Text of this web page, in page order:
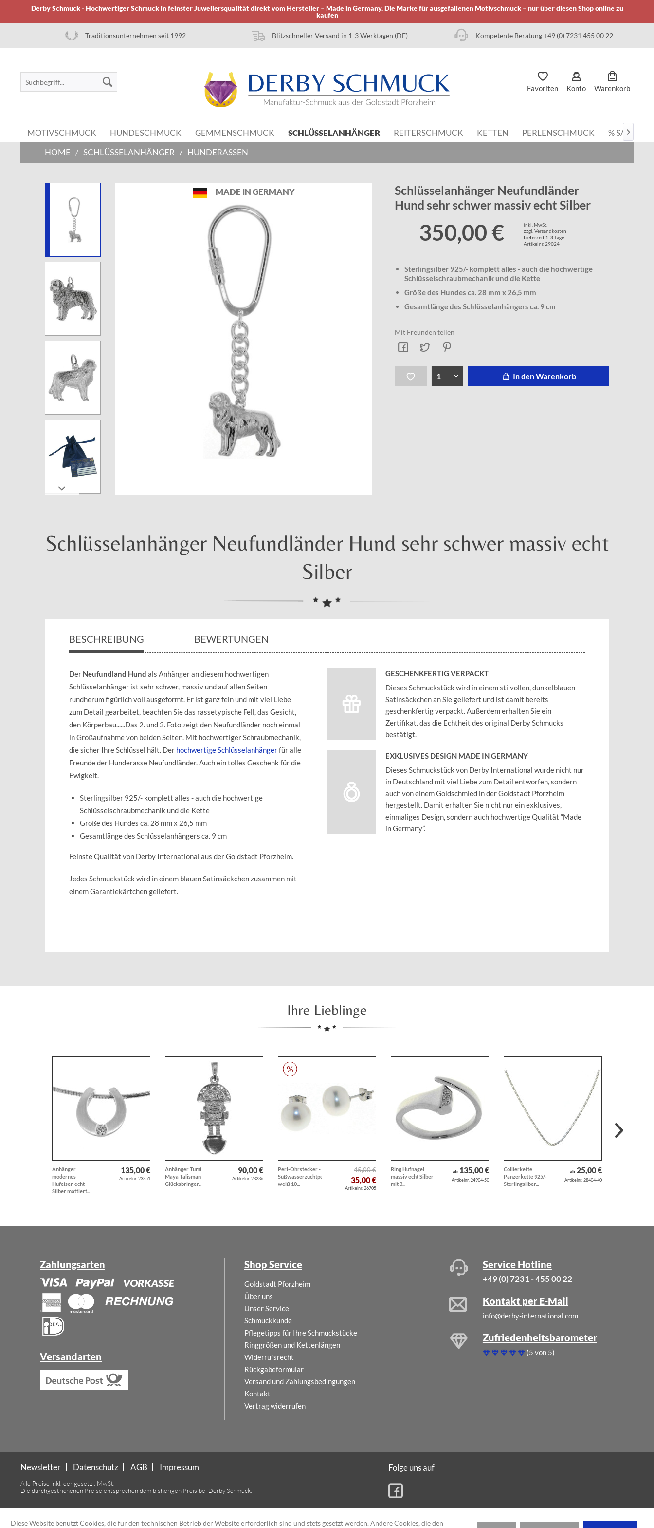
Derby Schmuck - Hochwertiger Schmuck in feinster Juweliersqualität direkt vom Hersteller – Made in Germany. Die Marke für ausgefallenen Motivschmuck – nur über diesen Shop online zu
kaufen
Traditionsunternehmen seit 1992 Blitzschneller Versand in 1-3 Werktagen (DE) Kompetente Beratung +49 (0) 7231 455 00 22
Favoriten Konto Warenkorb
MOTIVSCHMUCK HUNDESCHMUCK GEMMENSCHMUCK SCHLÜSSELANHÄNGER REITERSCHMUCK KETTEN PERLENSCHMUCK % SALE

HOME / SCHLÜSSELANHÄNGER / HUNDERASSEN
MADE IN GERMANY
Schlüsselanhänger Neufundländer
Hund sehr schwer massiv echt Silber
350,00 €
inkl. MwSt.
zzgl. Versandkosten
Lieferzeit 1-3 Tage
Artikelnr. 29024
Sterlingsilber 925/- komplett alles - auch die hochwertige
Schlüsselschraubmechanik und die Kette
Größe des Hundes ca. 28 mm x 26,5 mm
Gesamtlänge des Schlüsselanhängers ca. 9 cm
Mit Freunden teilen
In den Warenkorb
Schlüsselanhänger Neufundländer Hund sehr schwer massiv echt
Silber
BESCHREIBUNG BEWERTUNGEN
Der Neufundland Hund als Anhänger an diesem hochwertigen
Schlüsselanhänger ist sehr schwer, massiv und auf allen Seiten
rundherum figürlich voll ausgeformt. Er ist ganz fein und mit viel Liebe
zum Detail gearbeitet, beachten Sie das rassetypische Fell, das Gesicht,
den Körperbau......Das 2. und 3. Foto zeigt den Neufundländer noch einmal
in Großaufnahme von beiden Seiten. Mit hochwertiger Schraubmechanik,
die sicher Ihre Schlüssel hält. Der hochwertige Schlüsselanhängerfür alle
Freunde der Hunderasse Neufundländer. Auch ein tolles Geschenk für die
Ewigkeit.
Sterlingsilber 925/- komplett alles - auch die hochwertige
Schlüsselschraubmechanik und die Kette
Größe des Hundes ca. 28 mm x 26,5 mm
Gesamtlänge des Schlüsselanhängers ca. 9 cm
Feinste Qualität von Derby International aus der Goldstadt Pforzheim.
Jedes Schmuckstück wird in einem blauen Satinsäckchen zusammen mit
einem Garantiekärtchen geliefert.
GESCHENKFERTIG VERPACKT
Dieses Schmuckstück wird in einem stilvollen, dunkelblauen
Satinsäckchen an Sie geliefert und ist damit bereits
geschenkfertig verpackt. Außerdem erhalten Sie ein
Zertifikat, das die Echtheit des original Derby Schmucks
bestätigt.
EXKLUSIVES DESIGN MADE IN GERMANY
Dieses Schmuckstück von Derby International wurde nicht nur
in Deutschland mit viel Liebe zum Detail entworfen, sondern
auch von einem Goldschmied in der Goldstadt Pforzheim
hergestellt. Damit erhalten Sie nicht nur ein exklusives,
einmaliges Design, sondern auch hochwertige Qualität “Made
in Germany”.
Ihre Lieblinge
Anhänger
modernes
Hufeisen echt
Silber mattiert...
135,00 €
Artikelnr. 23351
Anhänger Tumi
Maya Talisman
Glücksbringer...
90,00 €
Artikelnr. 23236
Perl-Ohrstecker -
Süßwasserzuchtperlen
weiß 10...
45,00 €
35,00 €
Artikelnr. 26705
Ring Hufnagel
massiv echt Silber
mit 3...
ab 135,00 €
Artikelnr. 24904-50
Collierkette
Panzerkette 925/-
Sterlingsilber...
ab 25,00 €
Artikelnr. 28404-40
Zahlungsarten
Versandarten
Shop Service
Goldstadt Pforzheim
Über uns
Unser Service
Schmuckkunde
Pflegetipps für Ihre Schmuckstücke
Ringgrößen und Kettenlängen
Widerrufsrecht
Rückgabeformular
Versand und Zahlungsbedingungen
Kontakt
Vertrag widerrufen
Service Hotline
+49 (0) 7231 - 455 00 22
Kontakt per E-Mail
info@derby-international.com
Zufriedenheitsbarometer
(5 von 5)
Newsletter Datenschutz AGB Impressum
Alle Preise inkl. der gesetzl. MwSt.
Die durchgestrichenen Preise entsprechen dem bisherigen Preis bei Derby Schmuck.
Folge uns auf
Diese Website benutzt Cookies, die für den technischen Betrieb der Website erforderlich sind und stets gesetzt werden. Andere Cookies, die den